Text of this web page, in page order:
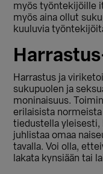
myös työntekijöille
myös aina ollut
kuuluvia
Harrastus ja
sukupuolen ja
moninaisuus.
erilaisista
tiedustella yleisesti,
juhlistaa omaa
tavalla. Voi olla,
lakata kynsiään tai